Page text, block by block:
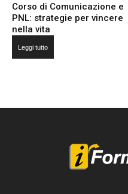
Corso di Comunicazione e
PNL: strategie per vincere
nella vita
Leggi tutto